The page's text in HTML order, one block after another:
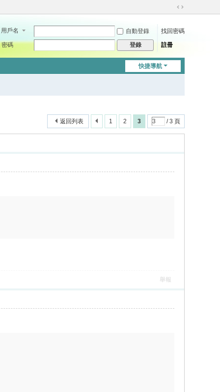
切
到
用戶名 自動登錄
找回密碼
密碼
登錄 註冊
快捷導航
1 2 3 / 3 頁
返回列表
舉報